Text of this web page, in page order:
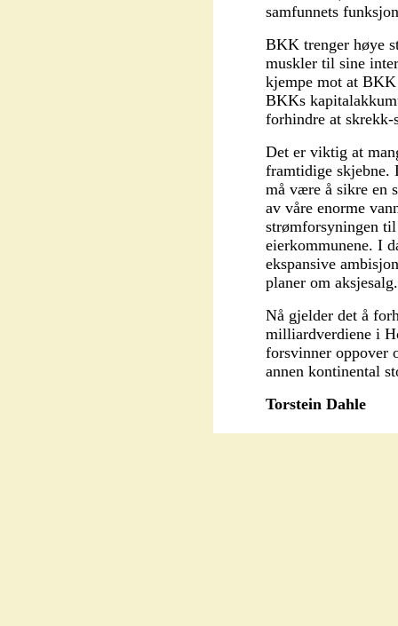
samfunnets
BKK trenger høye
muskler til sine
kjempe mot at BKK
BKKs
forhindre at
Det er viktig at
framtidige skjebne.
må være å sikre en
av våre enorme
strømforsyningen
eierkommunene. I
ekspansive
planer om aksjesalg.
Nå gjelder det å
milliardverdiene i
forsvinner oppover
annen kontinental
Torstein Dahle